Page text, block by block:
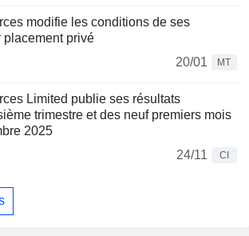
modifie les conditions de ses
placement privé
20/01
MT
Limited publie ses résultats
trimestre et des neuf premiers mois
2025
24/11
CI